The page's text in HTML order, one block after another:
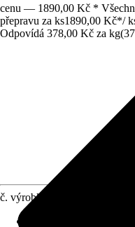
cenu — 1890,00 Kč *
přepravu za ks1890,00 Kč*/
Odpovídá 378,00 Kč za kg(
č. výrobku